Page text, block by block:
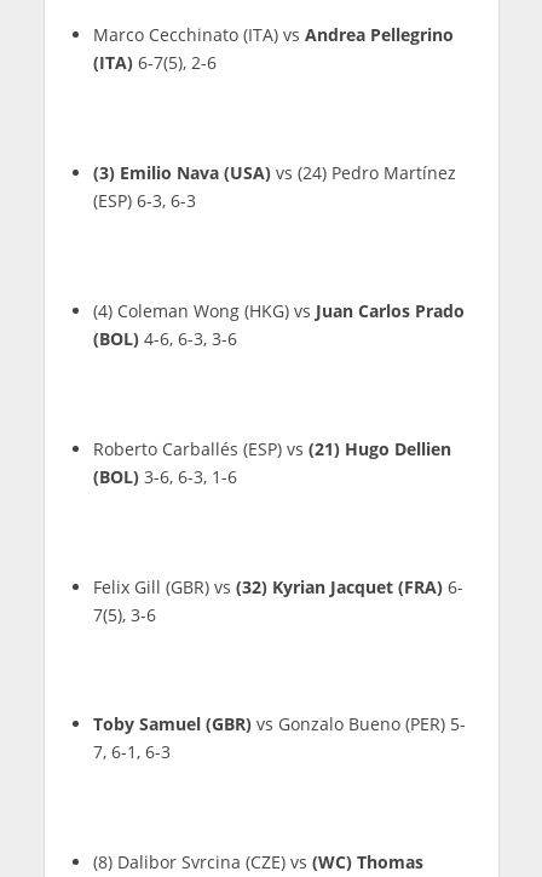
Marco Cecchinato (ITA) vs Andrea Pellegrino
(ITA)6-7(5), 2-6
(3) Emilio Nava (USA)vs (24) Pedro Martínez
(ESP) 6-3, 6-3
(4) Coleman Wong (HKG) vs Juan Carlos Prado
(BOL)4-6, 6-3, 3-6
Roberto Carballés (ESP) vs (21) Hugo Dellien
(BOL)3-6, 6-3, 1-6
Felix Gill (GBR) vs (32) Kyrian Jacquet (FRA)6-
7(5), 3-6
Toby Samuel (GBR)vs Gonzalo Bueno (PER) 5-
7, 6-1, 6-3
(8) Dalibor Svrcina (CZE) vs (WC) Thomas